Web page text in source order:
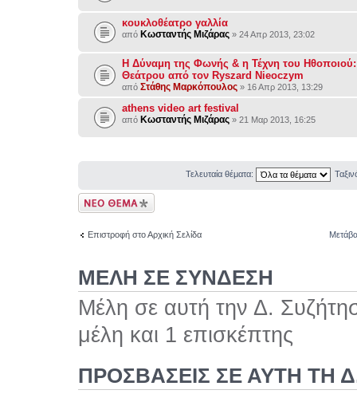
κουκλοθέατρο γαλλία
από Κωσταντής Μιζάρας » 24 Απρ 2013, 23:02
Η Δύναμη της Φωνής & η Τέχνη του Ηθοποιού:
Θεάτρου από τον Ryszard Nieoczym
από Στάθης Μαρκόπουλος » 16 Απρ 2013, 13:29
athens video art festival
από Κωσταντής Μιζάρας » 21 Μαρ 2013, 16:25
Τελευταία θέματα:
Δημιουργία νέου
θέματος
Επιστροφή στο Αρχική Σελίδα
ΜΕΛΗ ΣΕ ΣΥΝΔΕΣΗ
Μέλη σε αυτή την Δ.
μέλη και 1 επισκέπτης
ΠΡΟΣΒΆΣΕΙΣ ΣΕ ΑΥΤΉ ΤΗ